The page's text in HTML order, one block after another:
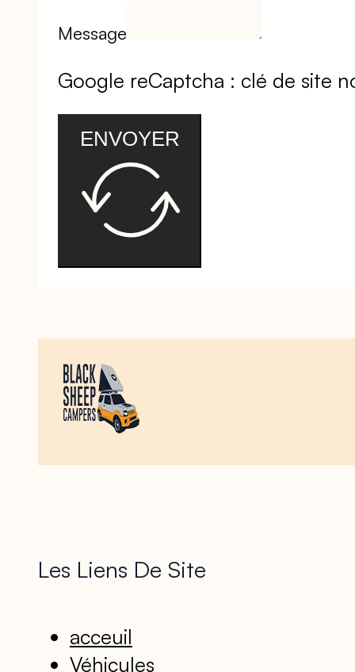
Message
Google reCaptcha : clé de site
ENVOYER
Les Liens De Site
acceuil
Véhicules